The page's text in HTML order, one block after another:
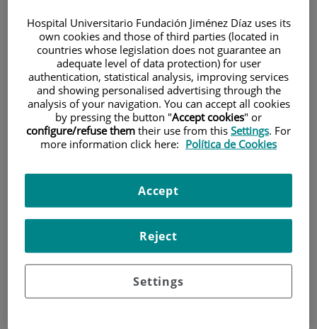
Investigación
Hospital Universitario Fundación Jiménez Díaz uses its
own cookies and those of third parties (located in
countries whose legislation does not guarantee an
adequate level of data protection) for user
authentication, statistical analysis, improving services
and showing personalised advertising through the
analysis of your navigation. You can accept all cookies
by pressing the button "Accept cookies" or
configure/refuse them their use from this Settings. For
more information click here: Política de Cookies
Settings
Reject
Accept